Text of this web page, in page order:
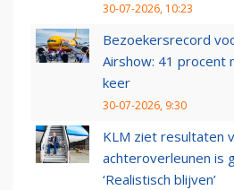
30-07-2026, 10:23
Bezoekersrecord
Airshow: 41 procent
keer
30-07-2026, 9:30
KLM ziet resultaten
achteroverleunen is
‘Realistisch blijven’